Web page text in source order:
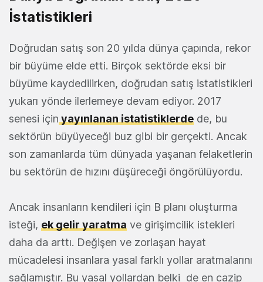
İstatistikleri
Doğrudan satış son 20 yılda dünya çapında, rekor
bir büyüme elde etti. Birçok sektörde eksi bir
büyüme kaydedilirken, doğrudan satış istatistikleri
yukarı yönde ilerlemeye devam ediyor. 2017
senesi için yayınlanan istatistiklerde de, bu
sektörün büyüyeceği buz gibi bir gerçekti. Ancak
son zamanlarda tüm dünyada yaşanan felaketlerin
bu sektörün de hızını düşüreceği öngörülüyordu.
Ancak insanların kendileri için B planı oluşturma
isteği, ek gelir yaratma ve girişimcilik istekleri
daha da arttı. Değişen ve zorlaşan hayat
mücadelesi insanlara yasal farklı yollar aratmalarını
sağlamıştır. Bu yasal yollardan belki de en cazip